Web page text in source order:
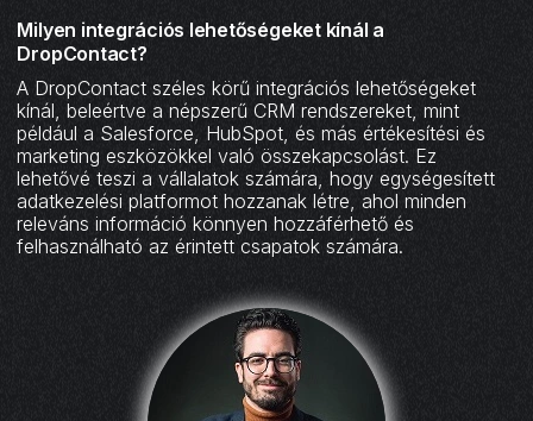
Milyen integrációs lehetőségeket kínál a
DropContact?
A DropContact széles körű integrációs lehetőségeket
kínál, beleértve a népszerű CRM rendszereket, mint
például a Salesforce, HubSpot, és más értékesítési és
marketing eszközökkel való összekapcsolást. Ez
lehetővé teszi a vállalatok számára, hogy egységesített
adatkezelési platformot hozzanak létre, ahol minden
releváns információ könnyen hozzáférhető és
felhasználható az érintett csapatok számára.